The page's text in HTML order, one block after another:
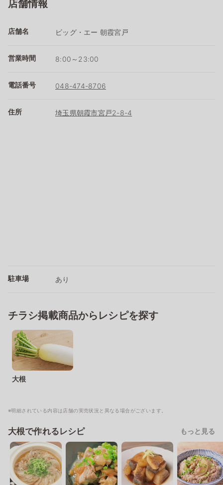
店舗情報
店舗名 ビッグ・エー 朝霞宮戸
営業時間 8:00～23:00
電話番号 048-474-8706
住所 埼玉県朝霞市宮戸2-8-4
駐車場 あり
チラシ掲載商品からレシピを探す
大根
※明細されている内容は店舗の実売状況と異なる場合がございます。
大根で作れるレシピ もっと見る